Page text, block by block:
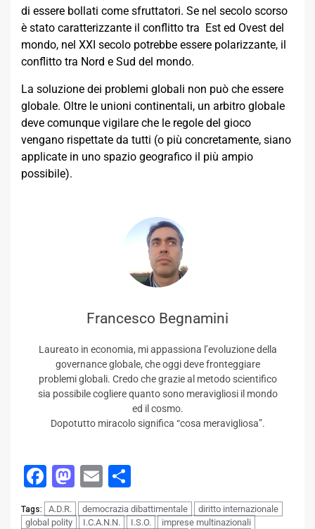
di essere bollati come sfruttatori. Se nel secolo scorso
è stato caratterizzante il conflitto tra Est ed Ovest del
mondo, nel XXI secolo potrebbe essere polarizzante, il
conflitto tra Nord e Sud del mondo.
La soluzione dei problemi globali non può che essere
globale. Oltre le unioni continentali, un arbitro globale
deve comunque vigilare che le regole del gioco
vengano rispettate da tutti (o più concretamente, siano
applicate in uno spazio geografico il più ampio
possibile).
Francesco Begnamini
Laureato in economia, mi appassiona l’evoluzione della
governance globale, che oggi deve fronteggiare
problemi globali. Credo che grazie al metodo scientifico
sia possibile cogliere quanto sono meravigliosi il mondo
ed il cosmo.
Dopotutto miracolo significa “cosa meravigliosa”.
Facebook
Mastodon
Email
Tags: A.D.R. democrazia dibattimentale
diritto internazionale
global polity
I.C.A.N.N. I.S.O.
imprese multinazionali